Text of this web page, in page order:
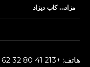
مزاد… كاب ديزاد
هاتف: +213 41 80 32 62